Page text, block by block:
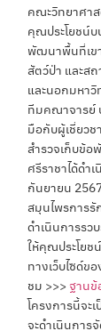
คณะวิทยาศาส
คุณประโยชน์บ
พัฒนาพื้นที่เข
สัตว์ป่า และส
และนอกมหาวิ
ทีมคณาจารย์
มือกับผู้เชี่ยว
สำรวจเก็บข้อ
ศรีราชาได้ดำ
กันยายน
สมุนไพรการรั
ดำเนินการร
ให้คุณประโยช
ทางเว็บไซด์ข
ชม >>>ฐานข้
โครงการนี้จะ
จะดำเนินการ